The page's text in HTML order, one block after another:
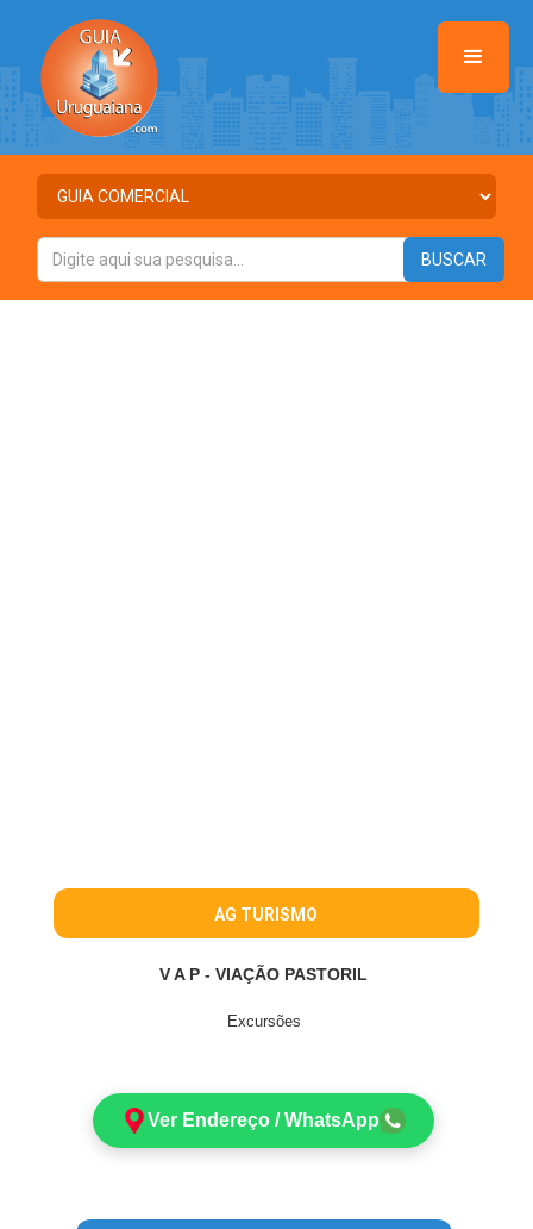
AG TURISMO
V A P - VIAÇÃO PASTORIL
Excursões
Ver Endereço / WhatsApp